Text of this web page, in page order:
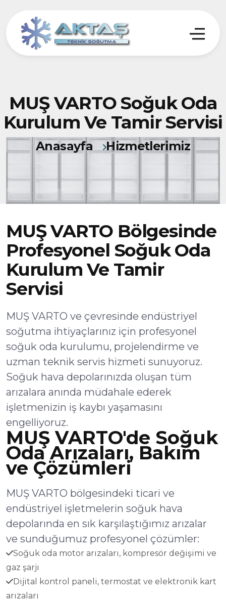
MUŞ VARTO Soğuk Oda
Kurulum Ve Tamir Servisi
Anasayfa Hizmetlerimiz
MUŞ VARTO Bölgesinde
Profesyonel Soğuk Oda
Kurulum Ve Tamir
Servisi
MUŞ VARTO ve çevresinde endüstriyel
soğutma ihtiyaçlarınız için profesyonel
soğuk oda kurulumu, projelendirme ve
uzman teknik servis hizmeti sunuyoruz.
Soğuk hava depolarınızda oluşan tüm
arızalara anında müdahale ederek
işletmenizin iş kaybı yaşamasını
engelliyoruz.
MUŞ VARTO'de Soğuk
Oda Arızaları, Bakım
ve Çözümleri
MUŞ VARTO bölgesindeki ticari ve
endüstriyel işletmelerin soğuk hava
depolarında en sık karşılaştığımız arızalar
ve sunduğumuz profesyonel çözümler:
Soğuk oda motor arızaları, kompresör değişimi ve
gaz şarjı
Dijital kontrol paneli, termostat ve elektronik kart
arızaları